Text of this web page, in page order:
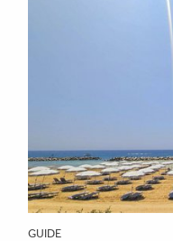
GUIDE